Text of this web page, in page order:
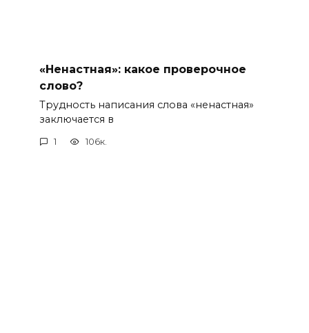
«Ненастная»: какое проверочное
слово?
Трудность написания слова «ненастная»
заключается в
1 106к.